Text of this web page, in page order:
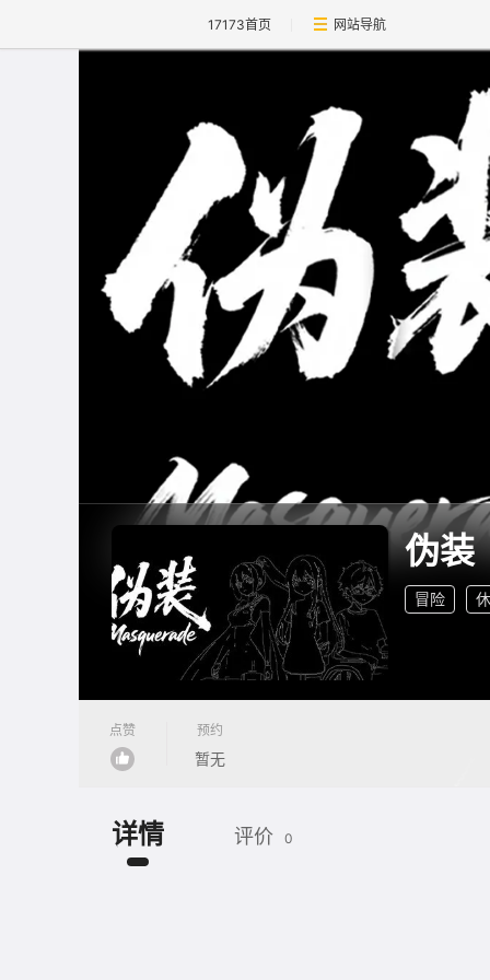
17173首页 网站导航
伪装
冒险
点赞 预约
暂无
详情 评价 0